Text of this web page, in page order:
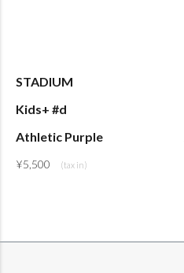
STADIUM
Kids+ #d
Athletic Purple
¥5,500